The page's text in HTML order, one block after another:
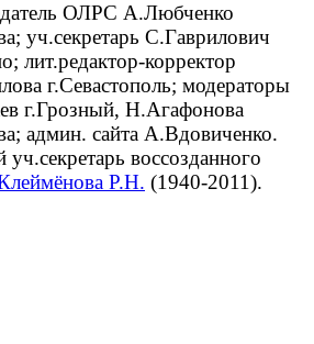
ОЛРС А.Любченко
уч.секретарь С.Гаврилович
лит.редактор-корректор
г.Севастополь; модераторы
г.Грозный, Н.Агафонова
админ. сайта А.Вдовиченко.
воссозданного
Р.Н. (1940-2011).